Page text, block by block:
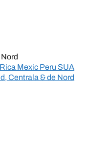
Mexic Peru SUA
Centrala & de Nord